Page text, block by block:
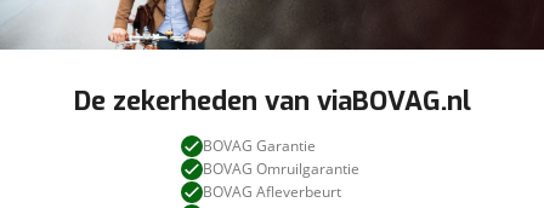
De zekerheden van viaBOVAG.nl
BOVAG Garantie
BOVAG Omruilgarantie
BOVAG Afleverbeurt